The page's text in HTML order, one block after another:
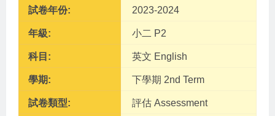
試卷年份: 2023-2024
年級: 小二 P2
科目: 英文 English
學期: 下學期 2nd Term
試卷類型: 評估 Assessment